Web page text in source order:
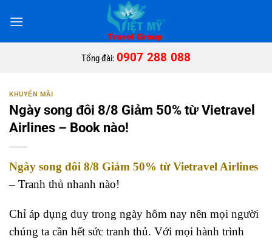
qua
Tổng đài: 0907 288 088
KHUYẾN MÃI
Ngày song đôi 8/8 Giảm 50% từ Vietravel
Airlines – Book nào!
Ngày song đôi 8/8 Giảm 50% từ Vietravel Airlines
– Tranh thủ nhanh nào!
Chỉ áp dụng duy trong ngày hôm nay nên mọi người
chúng ta cần hết sức tranh thủ. Với mọi hành trình